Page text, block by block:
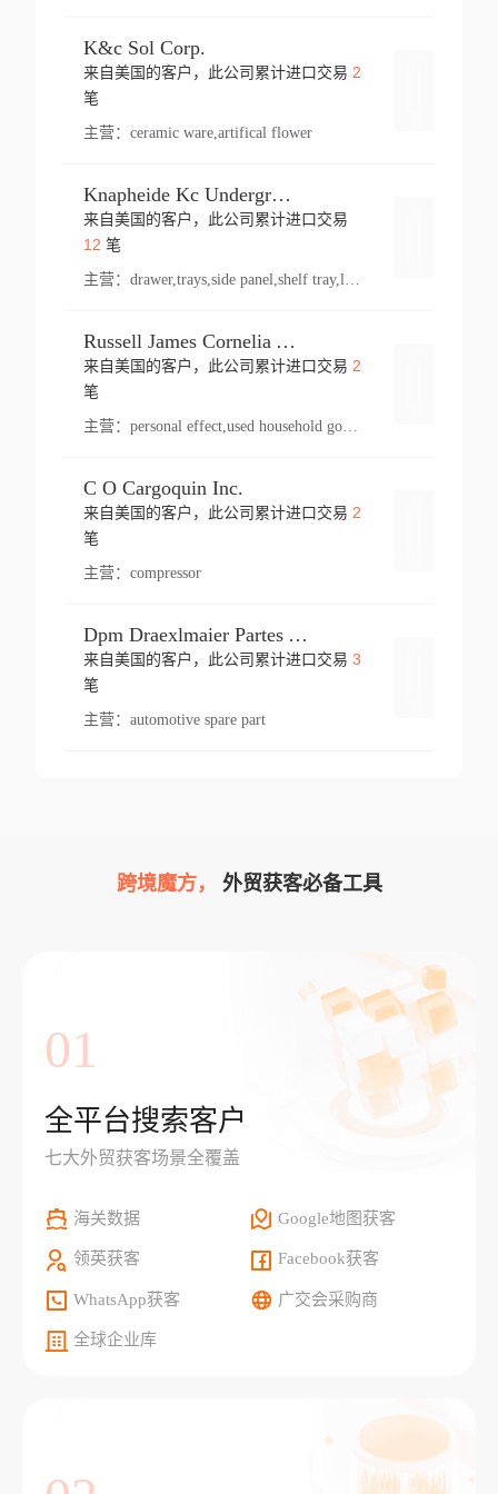
K&c Sol Corp.
来自美国的客户，此公司累计进口交易 2
笔
主营： ceramic ware,artifical flower
Knapheide Kc Underground
来自美国的客户，此公司累计进口交易
12 笔
主营：
Russell James Cornelia Arlington Va
来自美国的客户，此公司累计进口交易 2
笔
主营： personal effect,used household goods
C O Cargoquin Inc.
来自美国的客户，此公司累计进口交易 2
笔
主营： compressor
Dpm Draexlmaier Partes Automotrices Corr Ind Huejotzingo
来自美国的客户，此公司累计进口交易 3
笔
主营： automotive spare part
跨境魔方， 外贸获客必备工具
01
全平台搜索客户
七大外贸获客场景全覆盖
海关数据 Google地图获客
领英获客 Facebook获客
WhatsApp获客 广交会采购商
全球企业库